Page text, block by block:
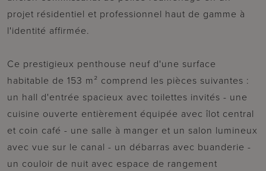
projet résidentiel et professionnel haut de gamme à
l'identité affirmée.
Ce prestigieux penthouse neuf d'une surface
habitable de 153 m² comprend les pièces suivantes :
un hall d'entrée spacieux avec toilettes invités - une
cuisine ouverte entièrement équipée avec îlot central
et coin café - une salle à manger et un salon lumineux
avec vue sur le canal - un débarras avec buanderie -
un couloir de nuit avec espace de rangement